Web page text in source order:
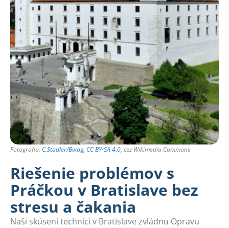
Fotografia: C.Stadler/Bwag, CC BY-SA 4.0, cez Wikimedia Commons
Riešenie problémov s
Práčkou v Bratislave bez
stresu a čakania
Naši skúsení technici v Bratislave zvládnu Opravu